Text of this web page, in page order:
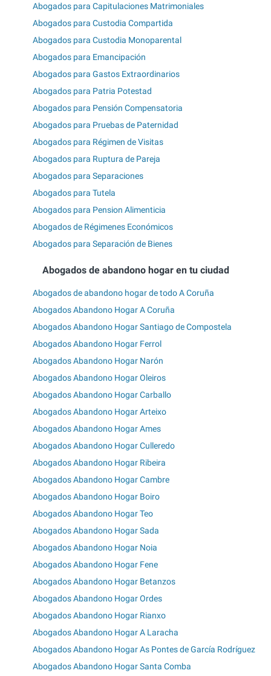
Abogados para Capitulaciones Matrimoniales
Abogados para Custodia Compartida
Abogados para Custodia Monoparental
Abogados para Emancipación
Abogados para Gastos Extraordinarios
Abogados para Patria Potestad
Abogados para Pensión Compensatoria
Abogados para Pruebas de Paternidad
Abogados para Régimen de Visitas
Abogados para Ruptura de Pareja
Abogados para Separaciones
Abogados para Tutela
Abogados para Pension Alimenticia
Abogados de Régimenes Económicos
Abogados para Separación de Bienes
Abogados de abandono hogar en tu ciudad
Abogados de abandono hogar de todo A Coruña
Abogados Abandono Hogar A Coruña
Abogados Abandono Hogar Santiago de Compostela
Abogados Abandono Hogar Ferrol
Abogados Abandono Hogar Narón
Abogados Abandono Hogar Oleiros
Abogados Abandono Hogar Carballo
Abogados Abandono Hogar Arteixo
Abogados Abandono Hogar Ames
Abogados Abandono Hogar Culleredo
Abogados Abandono Hogar Ribeira
Abogados Abandono Hogar Cambre
Abogados Abandono Hogar Boiro
Abogados Abandono Hogar Teo
Abogados Abandono Hogar Sada
Abogados Abandono Hogar Noia
Abogados Abandono Hogar Fene
Abogados Abandono Hogar Betanzos
Abogados Abandono Hogar Ordes
Abogados Abandono Hogar Rianxo
Abogados Abandono Hogar A Laracha
Abogados Abandono Hogar As Pontes de García Rodríguez
Abogados Abandono Hogar Santa Comba